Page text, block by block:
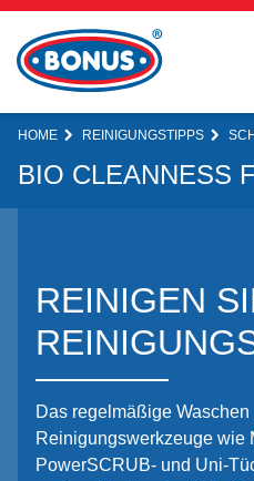
HOME REINIGUNGSTIPPS
BIO CLEANNESS
REINIGEN
Das regelmäßige
Reinigungswerkzeuge wie
PowerSCRUB- und Uni-